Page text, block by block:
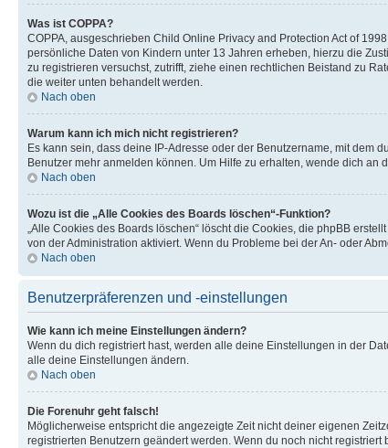
Was ist COPPA?
COPPA, ausgeschrieben Child Online Privacy and Protection Act of
persönliche Daten von Kindern unter 13 Jahren erheben, hierzu die
zu registrieren versuchst, zutrifft, ziehe einen rechtlichen Beistand zu
die weiter unten behandelt werden.
Nach oben
Warum kann ich mich nicht registrieren?
Es kann sein, dass deine IP-Adresse oder der Benutzername, mit dem
Benutzer mehr anmelden können. Um Hilfe zu erhalten, wende dich an
Nach oben
Wozu ist die „Alle Cookies des Boards löschen“-Funktion?
„Alle Cookies des Boards löschen“ löscht die Cookies, die phpBB
von der Administration aktiviert. Wenn du Probleme bei der An- oder
Nach oben
Benutzerpräferenzen und -einstellungen
Wie kann ich meine Einstellungen ändern?
Wenn du dich registriert hast, werden alle deine Einstellungen in der
alle deine Einstellungen ändern.
Nach oben
Die Forenuhr geht falsch!
Möglicherweise entspricht die angezeigte Zeit nicht deiner eigenen
registrierten Benutzern geändert werden. Wenn du noch nicht registriert